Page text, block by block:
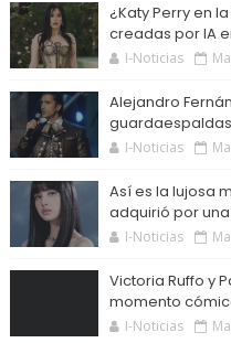
¿Katy Perry en
creadas por IA
I-Noticias
Alejandro
I-Noticias
Así es la lujosa
adquirió por
I-Noticias
Victoria Ruffo y
momento
I-Noticias